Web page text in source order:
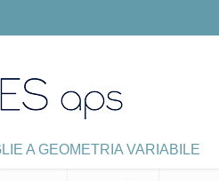
A GEOMETRIA VARIABILE